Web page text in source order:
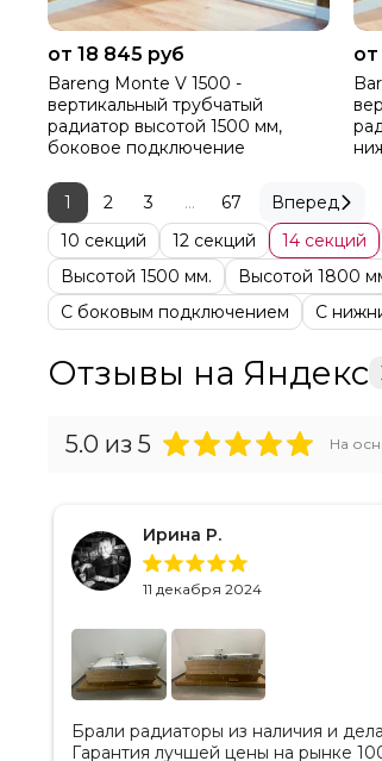
от 18 845 руб
Bareng Monte V 1500 -
вертикальный трубчатый
радиатор высотой 1500 мм,
боковое подключение
от
1
2 3 ... 67
Вперед
10 секций
12 секций 14 секций
Высотой 1500 мм.
Высотой 1800
С боковым подключением
С
Отзывы на Яндекс
5.0 из 5 На
Ирина Р.
11 декабря 2024
Брали радиаторы из наличия и
Гарантия лучшей цены на рынке